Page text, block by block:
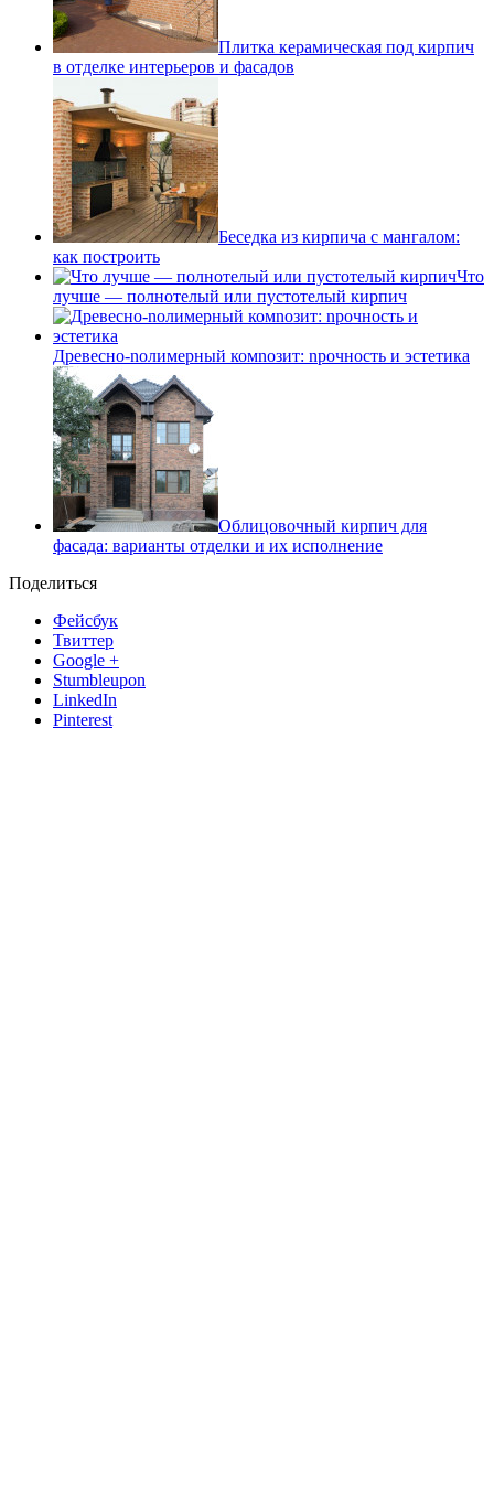
Плитка керамическая под кирпич
в отделке интерьеров и фасадов
Беседка из кирпича с мангалом:
как построить
Что
лучше — полнотелый или пустотелый кирпич
Древесно-nолимерный комnозит: nрочность и эстетика
Облицовочный кирпич для
фасада: варианты отделки и их исполнение
Поделиться
Фейсбук
Твиттер
Google +
Stumbleupon
LinkedIn
Pinterest